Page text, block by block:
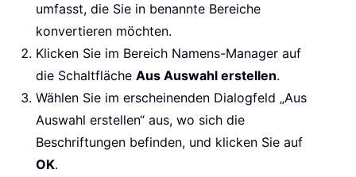
umfasst, die Sie in benannte Bereiche
konvertieren möchten.
Klicken Sie im Bereich Namens-Manager auf
die Schaltfläche Aus Auswahl erstellen.
Wählen Sie im erscheinenden Dialogfeld „Aus
Auswahl erstellen“ aus, wo sich die
Beschriftungen befinden, und klicken Sie auf
OK.